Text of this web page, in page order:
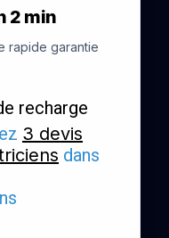
2 min
rapide garantie
recharge
3 devis
dans